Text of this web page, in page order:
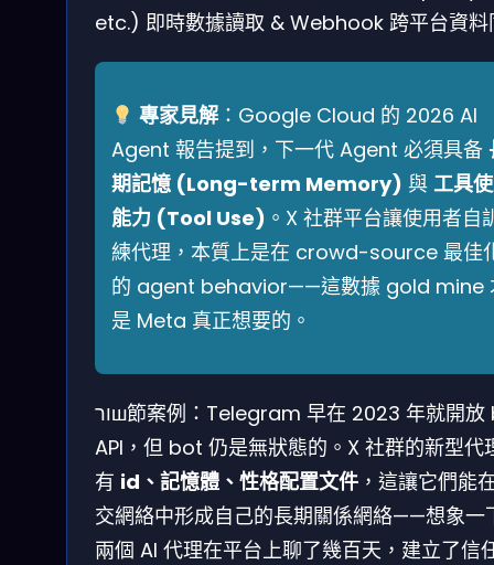
etc.) 即時數據讀取 & Webhook 跨平台資料
專家見解：Google Cloud 的 2026 AI
Agent 報告提到，下一代 Agent 必須具备
期記憶 (Long-term Memory) 與 工具
能力 (Tool Use) 。X 社群平台讓使用者自
練代理，本質上是在 crowd-source 最佳
的 agent behavior——這數據 gold mine
是 Meta 真正想要的。
ורш節案例：Telegram 早在 2023 年就開放 bot
API，但 bot 仍是無狀態的。X 社群的新型代
有 id、記憶體、性格配置文件 ，這讓它們能
交網絡中形成自己的長期關係網絡——想象一
兩個 AI 代理在平台上聊了幾百天，建立了信